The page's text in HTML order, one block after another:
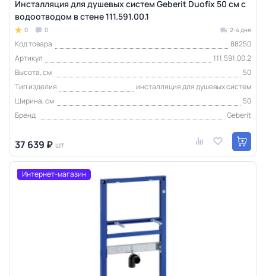
Инсталляция для душевых систем Geberit Duofix 50 см с
водоотводом в стене 111.591.00.1
0 0 2-4 дня
Код товара
88250
Артикул
111.591.00.2
Высота, см
50
Тип изделия
инсталляция для душевых систем
Ширина, см
50
Бренд
Geberit
37 639 ₽ шт
Интернет-магазин